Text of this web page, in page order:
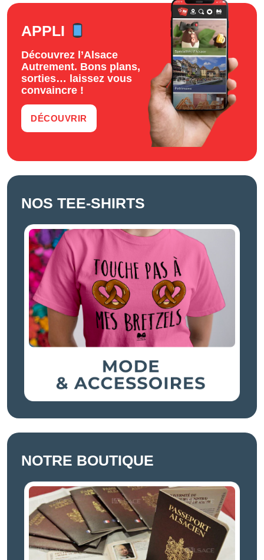
APPLI
Découvrez l’Alsace
Autrement. Bons plans,
sorties… laissez vous
convaincre !
DÉCOUVRIR
NOS TEE-SHIRTS
NOTRE BOUTIQUE